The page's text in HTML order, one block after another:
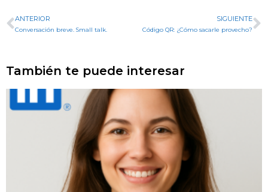
ANTERIOR
Conversación breve. Small talk.
SIGUIENTE
Código QR: ¿Cómo sacarle provecho?
También te puede interesar